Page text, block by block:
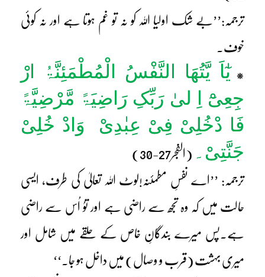
ترجمہ:’’بے شک اولیا اللہ کو نہ تو غم ہوتا ہے اور نہ کوئی
خوف۔
* یٰٓاَ یَّتُھَا النَّفْسُ الْمُطْمَئِنَّۃُ ارْ
جِعِیْٓ اِ لیٰ رَبِّکِ رَاضِیَۃً مَّرْضِیَّۃً
فَا دْخُلِیْ فِیْ عِبٰدِیْ وَادْ خُلِیْ
جَنَّتِیْ۔ (الفجر27-30)
ترجمہ: ’’اے نفسِ مطمئنہ!لوٹ اللہ تعالیٰ کی طرف، ایسی
حالت میں کہ وہ تجھ سے راضی ہے اور توُ اُس سے راضی
ہے۔پس میرے بندگانِ خاص کے حلقے میں شامل اور
میری بہشت (قرب و وصال) میں داخل ہو جا۔‘‘